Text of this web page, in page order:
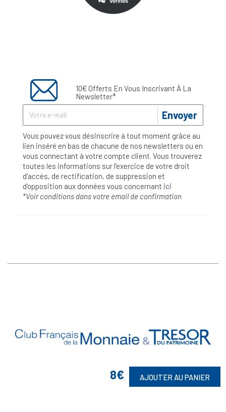
8€ AJOUTER AU PANIER
10€ Offerts En Vous Inscrivant À La
Newsletter*
Envoyer
Vous pouvez vous désinscrire à tout moment grâce au
lien inséré en bas de chacune de nos newsletters ou en
vous connectant à votre compte client. Vous trouverez
toutes les informations sur l’exercice de votre droit
d'accès, de rectification, de suppression et
d'opposition aux données vous concernant ici
*Voir conditions dans votre email de confirmation